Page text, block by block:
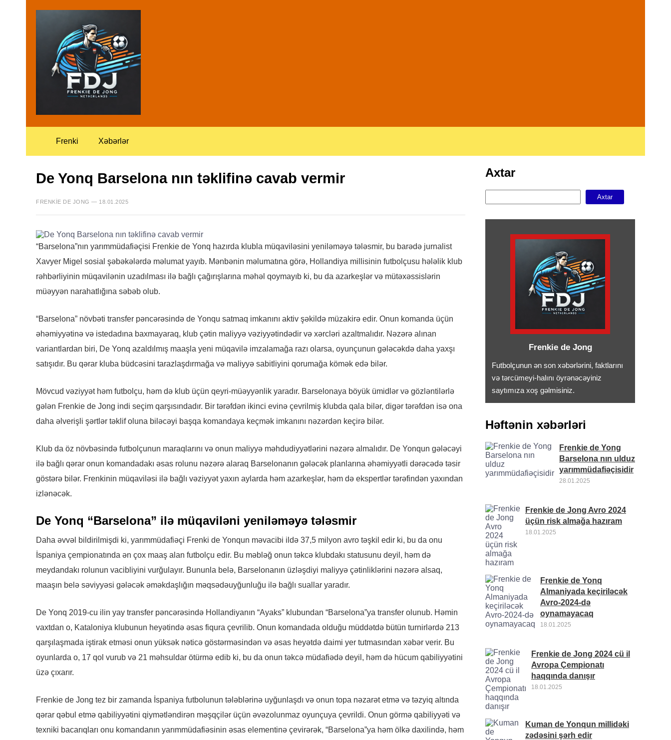
Frenki Xəbərlər
De Yonq Barselona nın təklifinə cavab vermir
FRENKIE DE JONG — 18.01.2025
“Barselona”nın yarımmüdafiəçisi Frenkie de Yonq hazırda klubla müqaviləsini yeniləməyə tələsmir, bu barədə jurnalist
Xavyer Migel sosial şəbəkələrdə məlumat yayıb. Mənbənin məlumatına görə, Hollandiya millisinin futbolçusu hələlik klub
rəhbərliyinin müqavilənin uzadılması ilə bağlı çağırışlarına məhəl qoymayıb ki, bu da azarkeşlər və mütəxəssislərin
müəyyən narahatlığına səbəb olub.
“Barselona” növbəti transfer pəncərəsində de Yonqu satmaq imkanını aktiv şəkildə müzakirə edir. Onun komanda üçün
əhəmiyyətinə və istedadına baxmayaraq, klub çətin maliyyə vəziyyətindədir və xərcləri azaltmalıdır. Nəzərə alınan
variantlardan biri, De Yonq azaldılmış maaşla yeni müqavilə imzalamağa razı olarsa, oyunçunun gələcəkdə daha yaxşı
satışıdır. Bu qərar kluba büdcəsini tarazlaşdırmağa və maliyyə sabitliyini qorumağa kömək edə bilər.
Mövcud vəziyyət həm futbolçu, həm də klub üçün qeyri-müəyyənlik yaradır. Barselonaya böyük ümidlər və gözləntilərlə
gələn Frenkie de Jong indi seçim qarşısındadır. Bir tərəfdən ikinci evinə çevrilmiş klubda qala bilər, digər tərəfdən isə ona
daha əlverişli şərtlər təklif oluna biləcəyi başqa komandaya keçmək imkanını nəzərdən keçirə bilər.
Klub da öz növbəsində futbolçunun maraqlarını və onun maliyyə məhdudiyyətlərini nəzərə almalıdır. De Yonqun gələcəyi
ilə bağlı qərar onun komandadakı əsas rolunu nəzərə alaraq Barselonanın gələcək planlarına əhəmiyyətli dərəcədə təsir
göstərə bilər. Frenkinin müqaviləsi ilə bağlı vəziyyət yaxın aylarda həm azarkeşlər, həm də ekspertlər tərəfindən yaxından
izlənəcək.
De Yonq “Barselona” ilə müqaviləni yeniləməyə tələsmir
Daha əvvəl bildirilmişdi ki, yarımmüdafiəçi Frenki de Yonqun məvacibi ildə 37,5 milyon avro təşkil edir ki, bu da onu
İspaniya çempionatında ən çox maaş alan futbolçu edir. Bu məbləğ onun təkcə klubdakı statusunu deyil, həm də
meydandakı rolunun vacibliyini vurğulayır. Bununla belə, Barselonanın üzləşdiyi maliyyə çətinliklərini nəzərə alsaq,
maaşın belə səviyyəsi gələcək əməkdaşlığın məqsədəuyğunluğu ilə bağlı suallar yaradır.
De Yonq 2019-cu ilin yay transfer pəncərəsində Hollandiyanın “Ayaks” klubundan “Barselona”ya transfer olunub. Həmin
vaxtdan o, Kataloniya klubunun heyətində əsas fiqura çevrilib. Onun komandada olduğu müddətdə bütün turnirlərdə 213
qarşılaşmada iştirak etməsi onun yüksək nəticə göstərməsindən və əsas heyətdə daimi yer tutmasından xəbər verir. Bu
oyunlarda o, 17 qol vurub və 21 məhsuldar ötürmə edib ki, bu da onun təkcə müdafiədə deyil, həm də hücum qabiliyyətini
üzə çıxarır.
Frenkie de Jong tez bir zamanda İspaniya futbolunun tələblərinə uyğunlaşdı və onun topa nəzarət etmə və təzyiq altında
qərar qəbul etmə qabiliyyətini qiymətləndirən məşqçilər üçün əvəzolunmaz oyunçuya çevrildi. Onun görmə qabiliyyəti və
texniki bacarıqları onu komandanın yarımmüdafiəsinin əsas elementinə çevirərək, “Barselona”ya həm ölkə daxilində, həm
Axtar
Axtar
Frenkie de Jong
Futbolçunun ən son xəbərlərini, faktlarını
və tərcümeyi-halını öyrənəcəyiniz
saytımıza xoş gəlmisiniz.
Həftənin xəbərləri
Frenkie de Yong
Barselona nın ulduz
yarımmüdafiəçisidir
28.01.2025
Frenkie de Jong Avro 2024
üçün risk almağa hazıram
18.01.2025
Frenkie de Yonq
Almaniyada keçiriləcək
Avro-2024-də
oynamayacaq
18.01.2025
Frenkie de Jong 2024 cü il
Avropa Çempionatı
haqqında danışır
18.01.2025
Kuman de Yonqun millidəki
zədəsini şərh edir